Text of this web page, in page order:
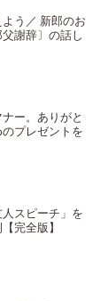
う／ 新郎のお
謝辞〕の話し
ー。ありがと
プレゼントを
スピーチ」を
完全版】